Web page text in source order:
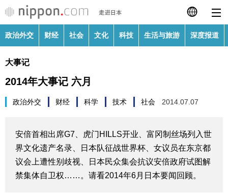
日本語
Español
العربية
政治外交
社会
政治外交 财经 社会 文化 科技 生活与旅游 深度报道
大事记
2014年大事记 六月
政治外交 财经 科学 技术 社会 2014.07.07
安倍首相出席G7、虎门HILLS开业、富冈制丝场列入世
界文化遗产名录、日本队征战世界杯、女议员在东京都
议会上遭性别歧视、日本民众集会抗议安倍政府试图解
禁集体自卫权……。请看2014年6月日本要闻回顾。